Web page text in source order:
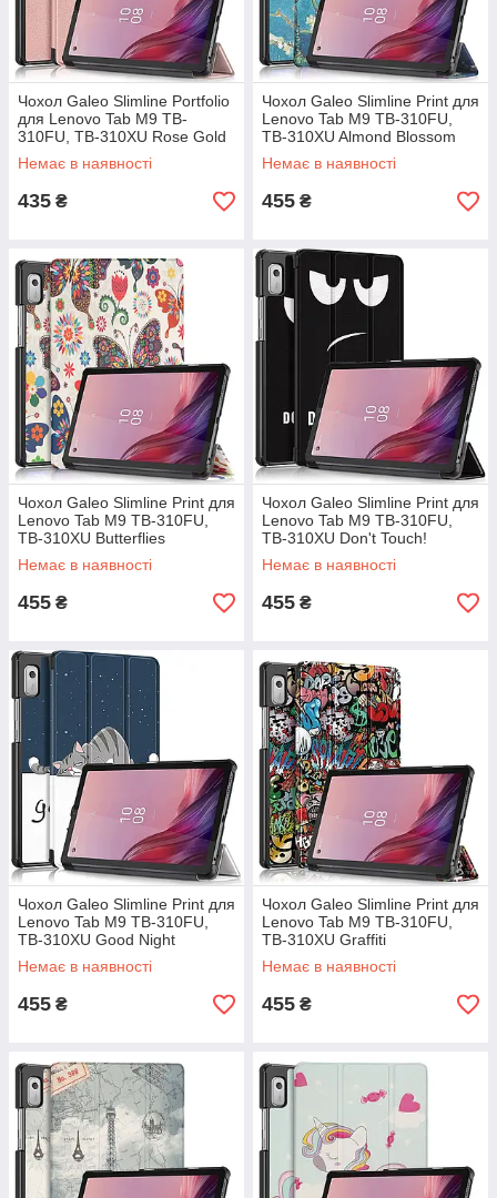
Чохол Galeo Slimline Portfolio
для Lenovo Tab M9 TB-
310FU, TB-310XU Rose Gold
Немає в наявності
435 ₴
Чохол Galeo Slimline Print для
Lenovo Tab M9 TB-310FU,
TB-310XU Almond Blossom
Немає в наявності
455 ₴
Чохол Galeo Slimline Print для
Lenovo Tab M9 TB-310FU,
TB-310XU Butterflies
Немає в наявності
455 ₴
Чохол Galeo Slimline Print для
Lenovo Tab M9 TB-310FU,
TB-310XU Don't Touch!
Немає в наявності
455 ₴
Чохол Galeo Slimline Print для
Lenovo Tab M9 TB-310FU,
TB-310XU Good Night
Немає в наявності
455 ₴
Чохол Galeo Slimline Print для
Lenovo Tab M9 TB-310FU,
TB-310XU Graffiti
Немає в наявності
455 ₴